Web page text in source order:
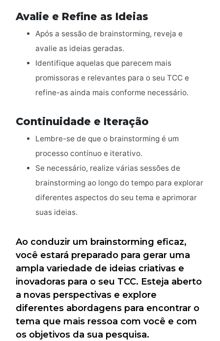
Avalie e Refine as Ideias
Após a sessão de brainstorming, reveja e
avalie as ideias geradas.
Identifique aquelas que parecem mais
promissoras e relevantes para o seu TCC e
refine-as ainda mais conforme necessário.
Continuidade e Iteração
Lembre-se de que o brainstorming é um
processo contínuo e iterativo.
Se necessário, realize várias sessões de
brainstorming ao longo do tempo para explorar
diferentes aspectos do seu tema e aprimorar
suas ideias.
Ao conduzir um brainstorming eficaz,
você estará preparado para gerar uma
ampla variedade de ideias criativas e
inovadoras para o seu TCC. Esteja aberto
a novas perspectivas e explore
diferentes abordagens para encontrar o
tema que mais ressoa com você e com
os objetivos da sua pesquisa.